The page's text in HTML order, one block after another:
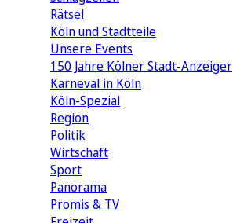
Rätsel
Köln und Stadtteile
Unsere Events
150 Jahre Kölner Stadt-Anzeiger
Karneval in Köln
Köln-Spezial
Region
Politik
Wirtschaft
Sport
Panorama
Promis & TV